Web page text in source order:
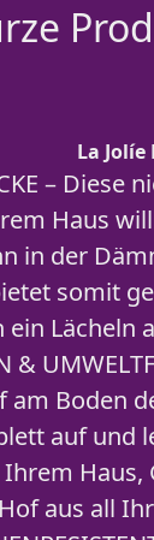
La Jolíe
–
Haus
in der
somit
ein Lächeln
&
Boden
auf und
Haus,
aus all